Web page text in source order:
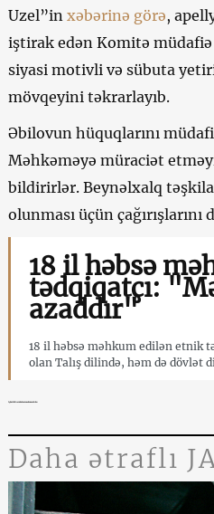
Uzel”in xəbərinə görə,
iştirak edən Komitə
siyasi motivli və sübuta
mövqeyini təkrarlayıb.
Əbilovun hüquqlarını
Məhkəməyə müraciət etməyi
bildirirlər. Beynəlxalq
olunması üçün
18 il həbsə
tədqiqatçı:
azaddır"
18 il həbsə məhkum edilən etnik
olan Talış dilində, həm də dövlət
İqbal Əbilovun həbsxanadan məktubu
Daha ətraflı